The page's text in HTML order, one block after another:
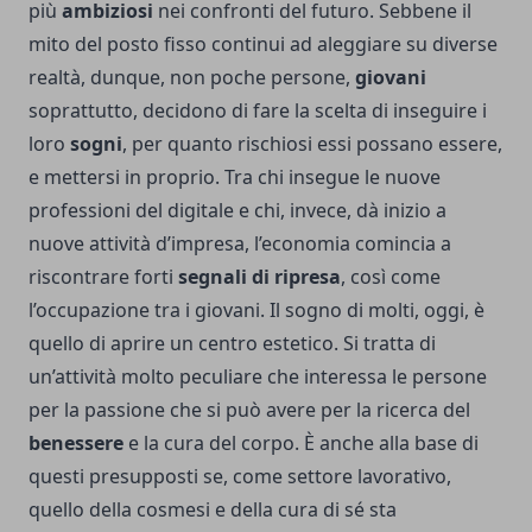
più ambiziosi nei confronti del futuro. Sebbene il
mito del posto fisso continui ad aleggiare su diverse
realtà, dunque, non poche persone, giovani
soprattutto, decidono di fare la scelta di inseguire i
loro sogni, per quanto rischiosi essi possano essere,
e mettersi in proprio. Tra chi insegue le nuove
professioni del digitale e chi, invece, dà inizio a
nuove attività d’impresa, l’economia comincia a
riscontrare forti segnali di ripresa, così come
l’occupazione tra i giovani. Il sogno di molti, oggi, è
quello di aprire un centro estetico. Si tratta di
un’attività molto peculiare che interessa le persone
per la passione che si può avere per la ricerca del
benessere e la cura del corpo. È anche alla base di
questi presupposti se, come settore lavorativo,
quello della cosmesi e della cura di sé sta